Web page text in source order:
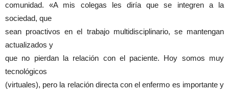
comunidad. «A mis colegas les diría que se integren a la
sociedad, que
sean proactivos en el trabajo multidisciplinario, se mantengan
actualizados y
que no pierdan la relación con el paciente. Hoy somos muy
tecnológicos
(virtuales), pero la relación directa con el enfermo es importante y